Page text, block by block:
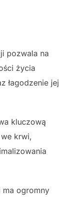
pozwala na
życia
łagodzenie jej
kluczową
krwi,
ma ogromny